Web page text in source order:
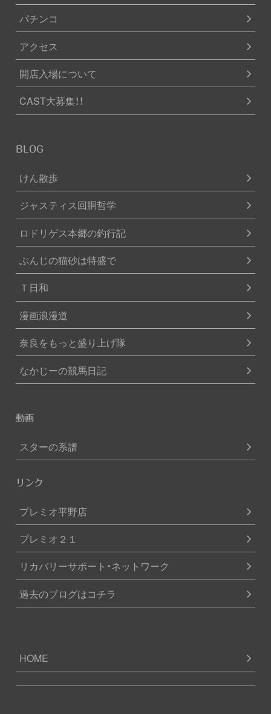
パチンコ
アクセス
開店入場について
CAST大募集！！
BLOG
けん散歩
ジャスティス回胴哲学
ロドリゲス本郷の釣行記
ぶんじの猫砂は特盛で
Ｔ日和
漫画浪漫道
奈良をもっと盛り上げ隊
なかじーの競馬日記
動画
スターの系譜
リンク
プレミオ平野店
プレミオ２１
リカバリーサポート・ネットワーク
過去のブログはコチラ
HOME